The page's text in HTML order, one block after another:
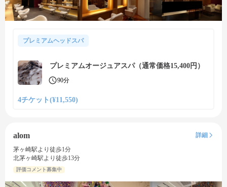
プレミアムヘッドスパ
プレミアムオージュアスパ（通常価格15,400円）
90分
4チケット(¥11,550)
alom
詳細
茅ヶ崎駅より徒歩1分
北茅ヶ崎駅より徒歩13分
評価コメント募集中